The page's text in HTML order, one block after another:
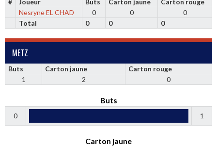
Nesryne EL CHAD
0 0
0
Total
0 0 0
METZ
Buts Carton jaune
Carton rouge
1
2 0
Buts
0 1
Carton jaune